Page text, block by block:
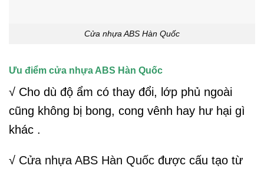
Cửa nhựa ABS Hàn Quốc
Ưu điểm cửa nhựa ABS Hàn Quốc
√ Cho dù độ ẩm có thay đổi, lớp phủ ngoài
cũng không bị bong, cong vênh hay hư hại gì
khác .
√ Cửa nhựa ABS Hàn Quốc được cấu tạo từ